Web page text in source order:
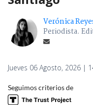
Verónica
Periodista.
Jueves 06 Agosto, 2026 |
Seguimos criterios de